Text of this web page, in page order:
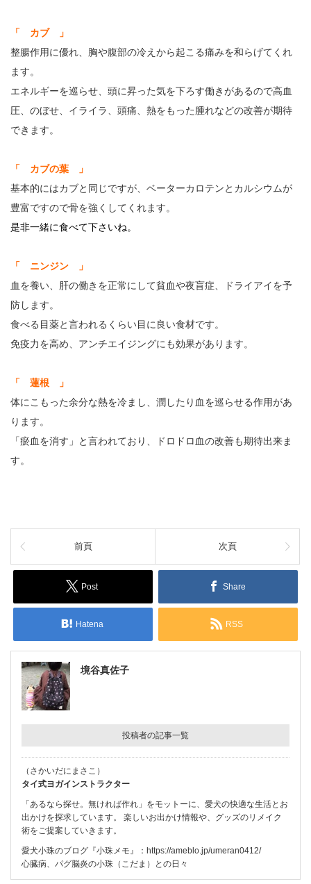
「 カブ 」
整腸作用に優れ、胸や腹部の冷えから起こる痛みを和らげてくれ
ます。
エネルギーを巡らせ、頭に昇った気を下ろす働きがあるので高血
圧、のぼせ、イライラ、頭痛、熱をもった腫れなどの改善が期待
できます。
「 カブの葉 」
基本的にはカブと同じですが、ベーターカロテンとカルシウムが
豊富ですので骨を強くしてくれます。
是非一緒に食べて下さいね。
「 ニンジン 」
血を養い、肝の働きを正常にして貧血や夜盲症、ドライアイを予
防します。
食べる目薬と言われるくらい目に良い食材です。
免疫力を高め、アンチエイジングにも効果があります。
「 蓮根 」
体にこもった余分な熱を冷まし、潤したり血を巡らせる作用があ
ります。
「瘀血を消す」と言われており、ドロドロ血の改善も期待出来ま
す。
前頁 次頁
Post Share
Hatena RSS
境谷真佐子
投稿者の記事一覧
（さかいだにまさこ）
タイ式ヨガインストラクター
「あるなら探せ。無ければ作れ」をモットーに、愛犬の快適な生活とお
出かけを探求しています。 楽しいお出かけ情報や、グッズのリメイク
術をご提案していきます。
愛犬小珠のブログ『小珠メモ』： https://ameblo.jp/umeran0412/
心臓病、パグ脳炎の小珠（こだま）との日々